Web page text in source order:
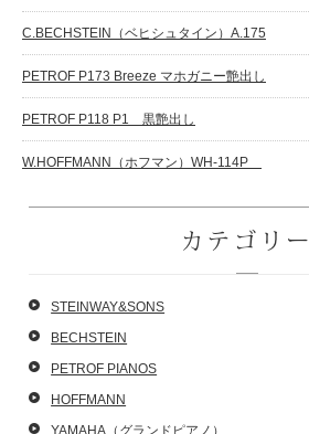
C.BECHSTEIN（ベヒシュタイン）A.175
PETROF P173 Breeze マホガニー艶出し
PETROF P118 P1 黒艶出し
W.HOFFMANN（ホフマン）WH-114P
カテゴリー
STEINWAY&SONS
BECHSTEIN
PETROF PIANOS
HOFFMANN
YAMAHA（グランドピアノ）